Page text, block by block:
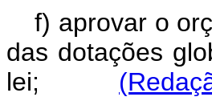
f) aprovar o
das dotações
lei;